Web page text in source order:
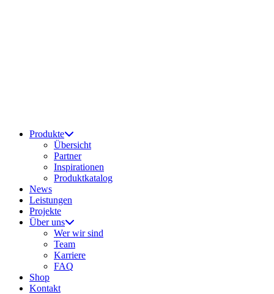
Produkte
Übersicht
Partner
Inspirationen
Produktkatalog
News
Leistungen
Projekte
Über uns
Wer wir sind
Team
Karriere
FAQ
Shop
Kontakt